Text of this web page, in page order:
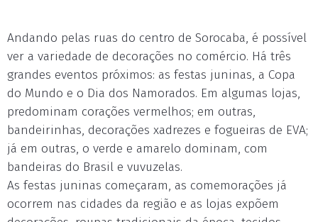
Andando pelas ruas do centro de Sorocaba, é possível
ver a variedade de decorações no comércio. Há três
grandes eventos próximos: as festas juninas, a Copa
do Mundo e o Dia dos Namorados. Em algumas lojas,
predominam corações vermelhos; em outras,
bandeirinhas, decorações xadrezes e fogueiras de EVA;
já em outras, o verde e amarelo dominam, com
bandeiras do Brasil e vuvuzelas.
As festas juninas começaram, as comemorações já
ocorrem nas cidades da região e as lojas expõem